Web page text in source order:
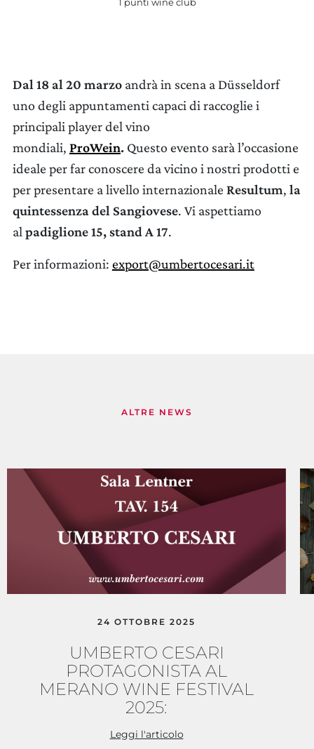
LA TENUTA
VINI
GIFT PACK
REGALISTICA AZIENDALE
AGGIORNA PREFERENZE
CERCA UN ARGOMENTO SUL SITO DI UMBERTO
CESARI
Dal 18 al 20 marzoandrà in scena a Düsseldorf
uno degli appuntamenti capaci di raccoglie i
principali player del vino
mondiali, ProWein. Questo evento sarà l’occasione
ideale per far conoscere da vicino i nostri prodotti e
per presentare a livello internazionale Resultum, la
quintessenza del Sangiovese. Vi aspettiamo
al padiglione 15, stand A 17.
Per informazioni: export@umbertocesari.it
ALTRE NEWS
24 OTTOBRE 2025
UMBERTO CESARI
PROTAGONISTA AL
MERANO WINE FESTIVAL
2025:
Leggi l'articolo